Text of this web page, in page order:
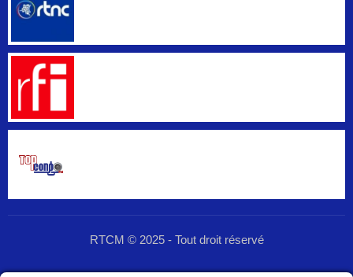
RTCM © 2025 - Tout droit réservé